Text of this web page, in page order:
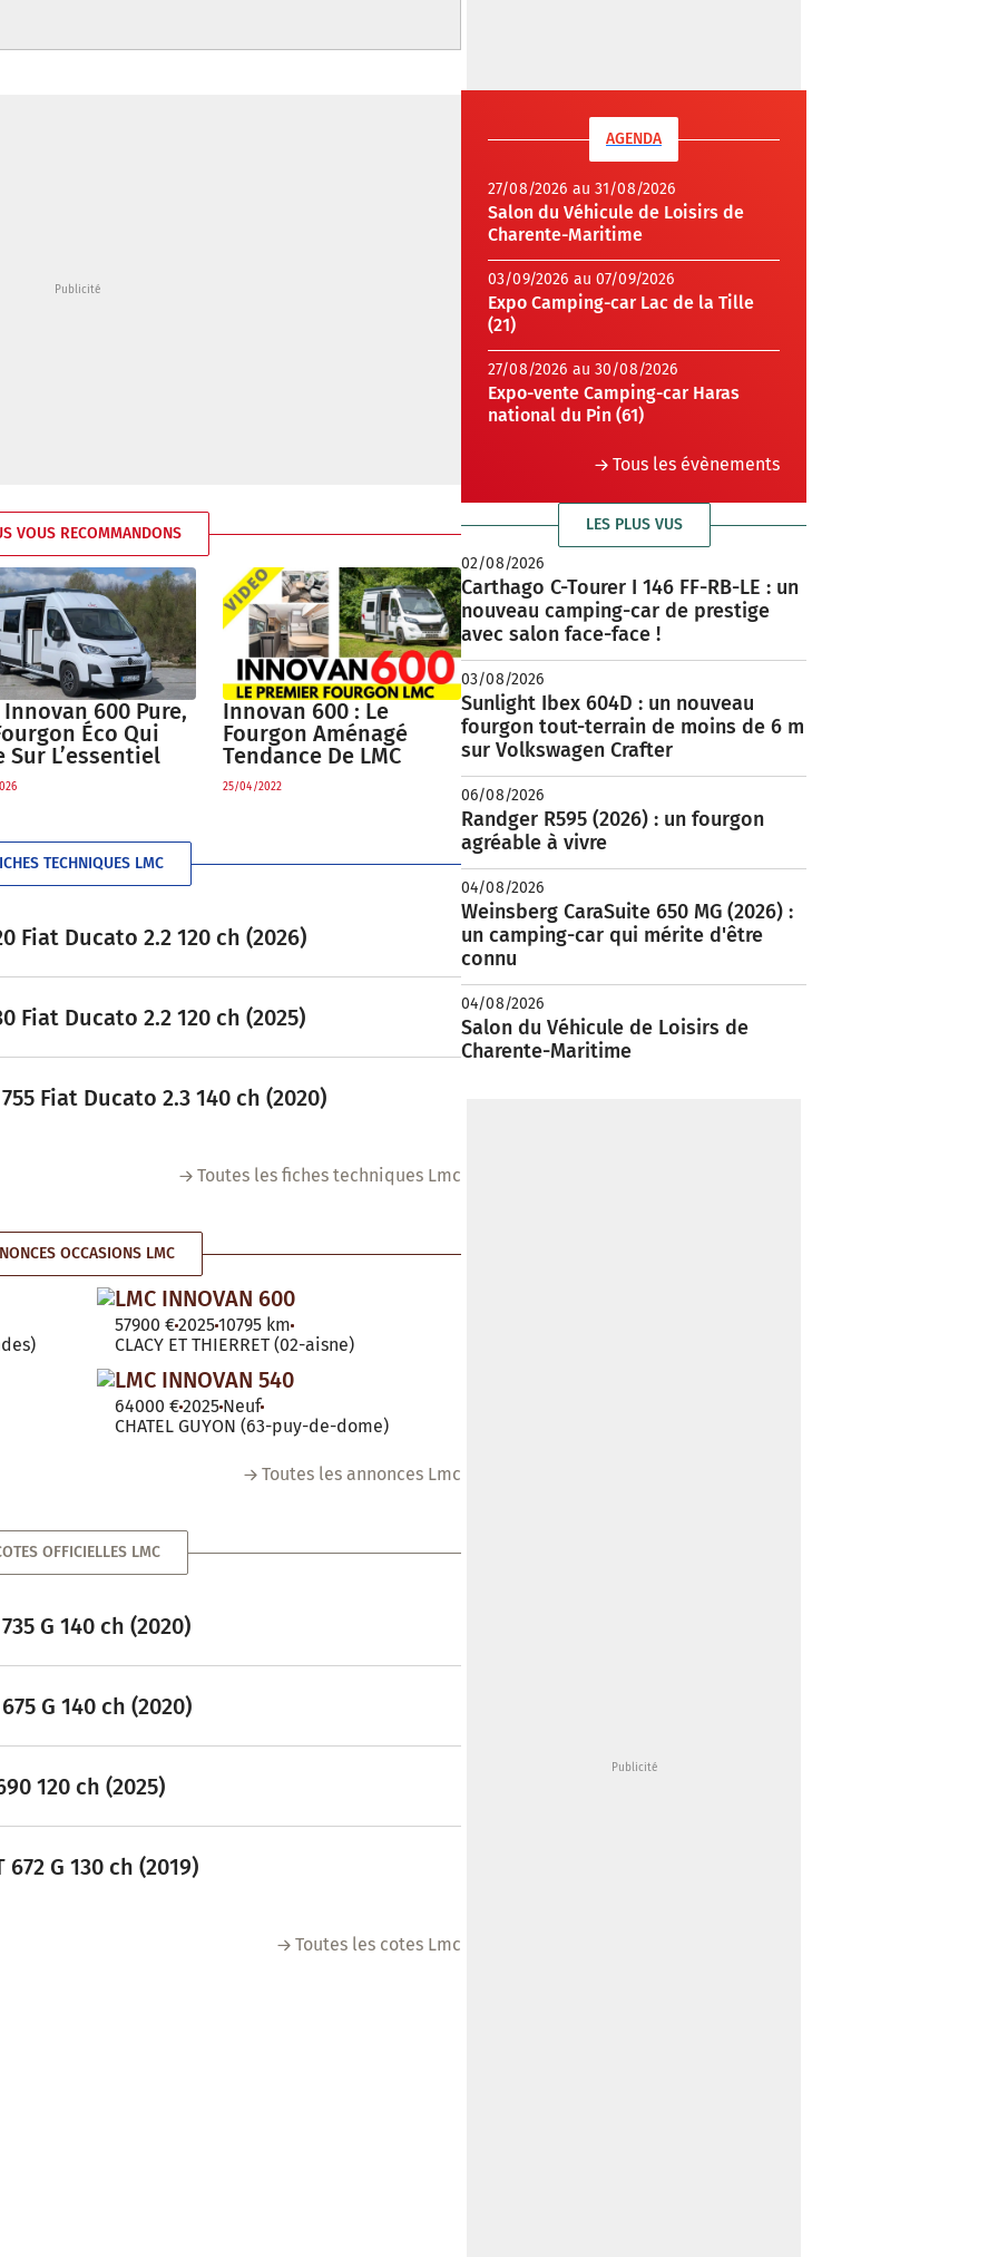
VOUS RECOMMANDONS
Innovan 600 Pure,
Éco Qui
Sur L’essentiel
Innovan 600 : Le
Fourgon Aménagé
Tendance De LMC
25/04/2022
TECHNIQUES LMC
Fiat Ducato 2.2 120 ch (2026)
Fiat Ducato 2.2 120 ch (2025)
755 Fiat Ducato 2.3 140 ch (2020)
Toutes les fiches techniques Lmc
OCCASIONS LMC
LMC INNOVAN 600
57900 €202510795 km
CLACY ET THIERRET (02-aisne)
LMC INNOVAN 540
64000 €2025 Neuf
CHATEL GUYON (63-puy-de-dome)
Toutes les annonces Lmc
OFFICIELLES LMC
G 140 ch (2020)
G 140 ch (2020)
120 ch (2025)
672 G 130 ch (2019)
Toutes les cotes Lmc
AGENDA
27/08/2026 au 31/08/2026
Salon du Véhicule de Loisirs de
Charente-Maritime
03/09/2026 au 07/09/2026
Expo Camping-car Lac de la Tille
(21)
27/08/2026 au 30/08/2026
Expo-vente Camping-car Haras
national du Pin (61)
Tous les évènements
LES PLUS VUS
02/08/2026
Carthago C-Tourer I 146 FF-RB-LE : un
nouveau camping-car de prestige
avec salon face-face !
03/08/2026
Sunlight Ibex 604D : un nouveau
fourgon tout-terrain de moins de 6 m
sur Volkswagen Crafter
06/08/2026
Randger R595 (2026) : un fourgon
agréable à vivre
04/08/2026
Weinsberg CaraSuite 650 MG (2026) :
un camping-car qui mérite d'être
connu
04/08/2026
Salon du Véhicule de Loisirs de
Charente-Maritime